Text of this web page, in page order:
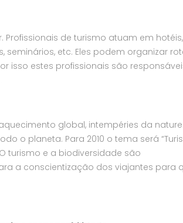
de turismo atuam em hotéis,
etc. Eles podem organizar
isso estes profissionais são
global, intempéries da
o planeta. Para 2010 o tema será
turismo e a biodiversidade são
a conscientização dos viajantes para